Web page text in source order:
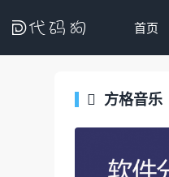
 首页
 方格音乐